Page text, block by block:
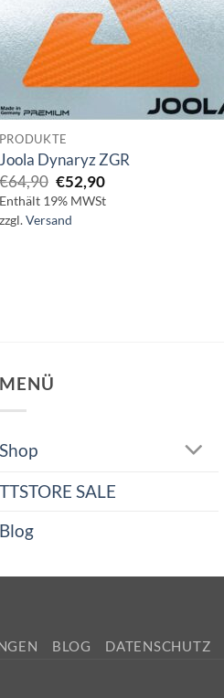
PRODUKTE
Joola Dynaryz ZGR
€64,90 Ursprünglicher
Preis
war:
€64,90
€52,90Aktueller
Preis
ist:
Enthält 19% MWSt
zzgl.Versand
MENÜ
Shop
TTSTORE SALE
Blog
BLOG DATENSCHUTZ